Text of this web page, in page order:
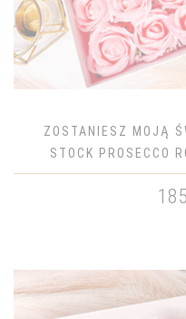
ZOSTANIESZ MOJĄ
STOCK PROSECCO